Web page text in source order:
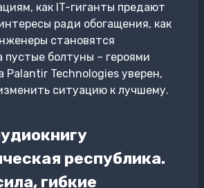
как IT-гиганты предают
ради обогащения, как
становятся
пустые болтуны – героями
Palantir Technologies уверен,
ситуацию к лучшему.
республика.
гибкие